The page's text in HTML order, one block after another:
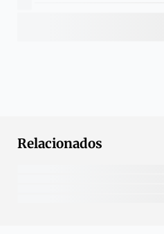
Relacionados